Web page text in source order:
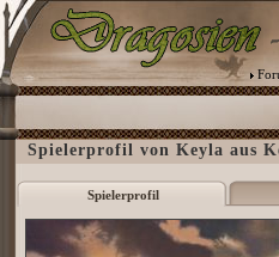
Spielerprofil von Keyla aus
Spielerprofil